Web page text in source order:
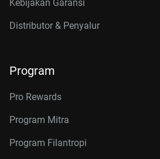
Kebijakan Garansi
Distributor & Penyalur
Program
Pro Rewards
Program Mitra
Program Filantropi